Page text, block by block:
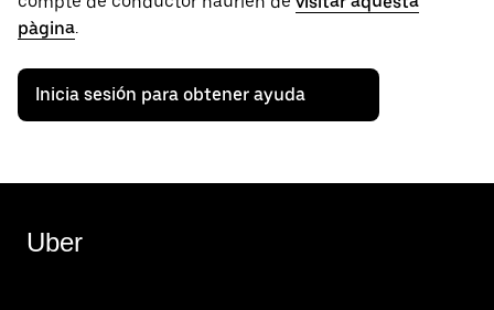
pàgina.
Inicia sesión para obtener ayuda
Uber